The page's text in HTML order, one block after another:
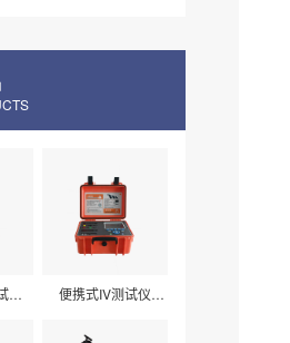
仪
便携式IV测试仪